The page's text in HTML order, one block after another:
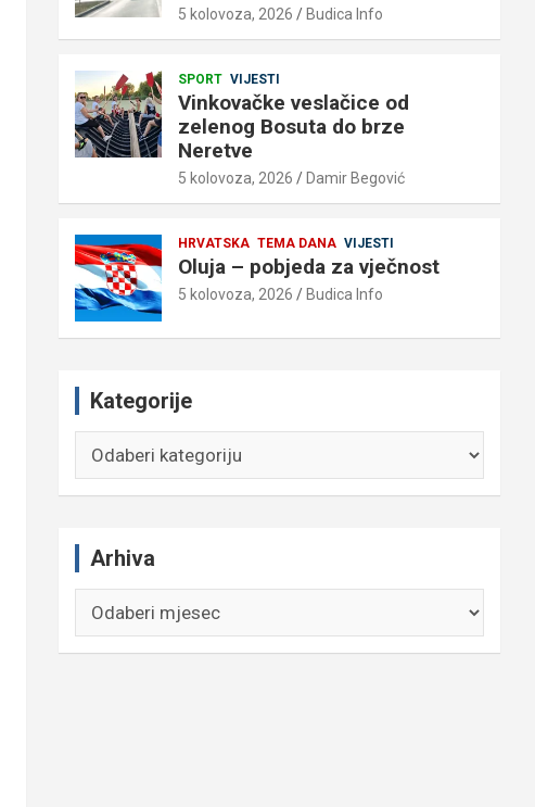
5 kolovoza, 2026 Budica Info
SPORT VIJESTI
Vinkovačke veslačice od
zelenog Bosuta do brze
Neretve
5 kolovoza, 2026 Damir Begović
HRVATSKA TEMA DANA VIJESTI
Oluja – pobjeda za vječnost
5 kolovoza, 2026 Budica Info
Kategorije
Arhiva